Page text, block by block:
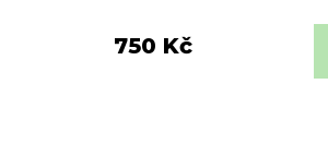
750 Kč